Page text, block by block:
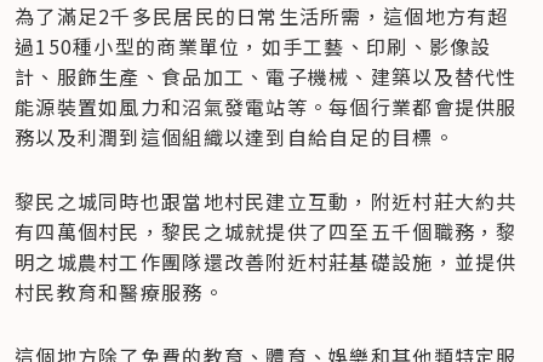
為了滿足2千多民居民的日常生活所需，這個地方有超
過150種小型的商業單位，如手工藝、印刷、影像設
計、服飾生產、食品加工、電子機械、建築以及替代性
能源裝置如風力和沼氣發電站等。每個行業都會提供服
務以及利潤到這個組織以達到自給自足的目標。
黎民之城同時也跟當地村民建立互動，附近村莊大約共
有四萬個村民，黎民之城就提供了四至五千個職務，黎
明之城農村工作團隊還改善附近村莊基礎設施，並提供
村民教育和醫療服務。
這個地方除了免費的教育、體育、娛樂和其他類特定服